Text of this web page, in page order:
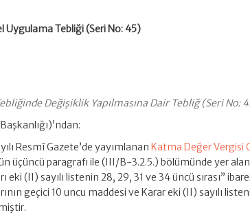
Uygulama Tebliği (Seri No: 45)
Değişiklik Yapılmasına Dair Tebliğ (Seri No:
Resmî Gazete’de yayımlanan Katma Değer Vergisi
üçüncü paragrafı ile (III/B-3.2.5.) bölümünde yer alan
eki (II) sayılı listenin 28, 29, 31 ve 34 üncü sırası”
geçici 10 uncu maddesi ve Karar eki (II) sayılı